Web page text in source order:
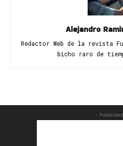
Alejandro
Redactor Web de la revista
bicho raro de
-